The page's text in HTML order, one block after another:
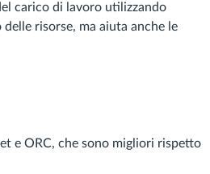
carico di lavoro utilizzando
risorse, ma aiuta anche le
e ORC, che sono migliori rispetto